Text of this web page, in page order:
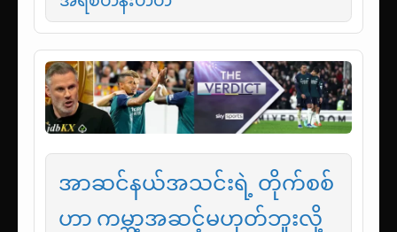
အာဆင်နယ်အသင်းရဲ့ တိုက်စစ်
ဟာ ကမ္ဘာ့အဆင့်မဟုတ်ဘူးလို့